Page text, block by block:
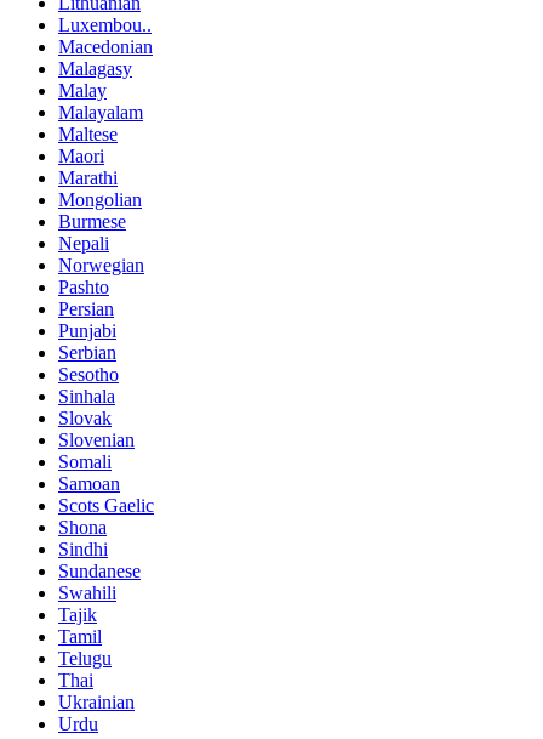
Luxembou..
Macedonian
Malagasy
Malay
Malayalam
Maltese
Maori
Marathi
Mongolian
Burmese
Nepali
Norwegian
Pashto
Persian
Punjabi
Serbian
Sesotho
Sinhala
Slovak
Slovenian
Somali
Samoan
Scots Gaelic
Shona
Sindhi
Sundanese
Swahili
Tajik
Tamil
Telugu
Thai
Ukrainian
Urdu